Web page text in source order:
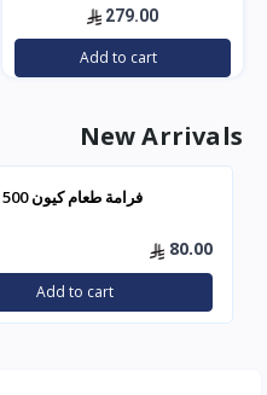
وات 21 لتر – أسود*فضي
VC4708
279.00
Add to cart
New Arrivals
80.00
Add to cart